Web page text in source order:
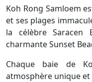
Koh Rong Samloem
et ses plages
la célèbre Saracen
charmante Sunset
Chaque baie de
atmosphère unique et